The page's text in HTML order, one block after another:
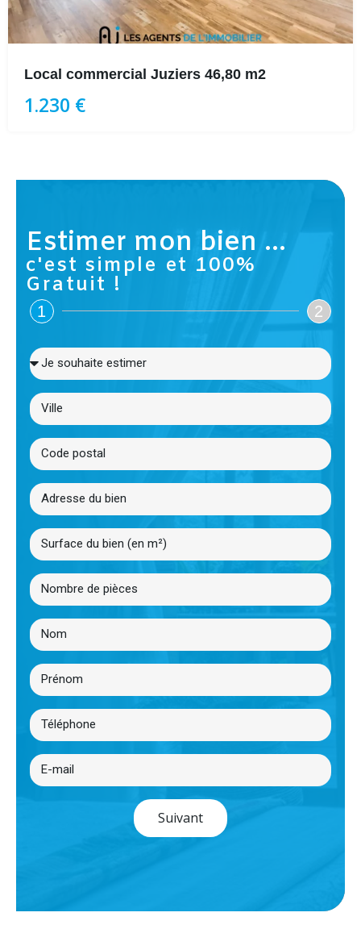
Local commercial Juziers 46,80 m2
1.230 €
Estimer mon bien ...
c'est simple et 100%
Gratuit !
1 2
Suivant